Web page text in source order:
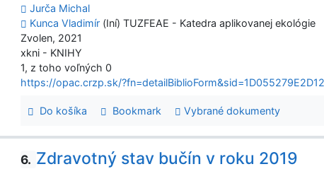
Jurča Michal
Kunca Vladimír (Iní) TUZFEAE - Katedra aplikovanej ekológie
Zvolen, 2021
xkni - KNIHY
1, z toho voľných 0
https://opac.crzp.sk/
Do košíka Bookmark Vybrané dokumenty
6. Zdravotný stav bučín v roku 2019